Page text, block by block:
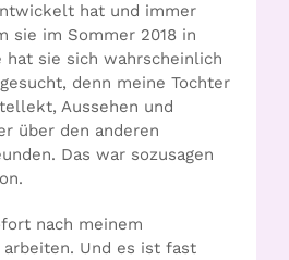
hat und immer
sie im Sommer 2018 in
hat sie sich wahrscheinlich
denn meine Tochter
Aussehen und
über den anderen
Das war sozusagen
nach meinem
arbeiten. Und es ist fast